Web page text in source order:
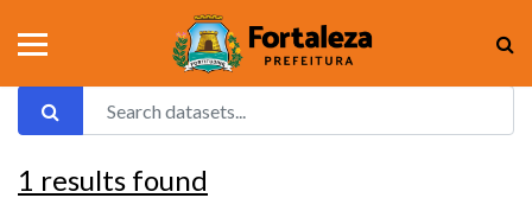
1 results found